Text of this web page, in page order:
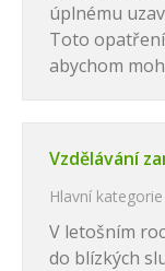
úplnému
Toto
abychom
Vzdělávání
Hlavní kategorie
V letošním
do blízkých